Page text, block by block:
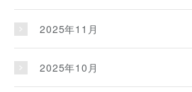
2025年11月
2025年10月